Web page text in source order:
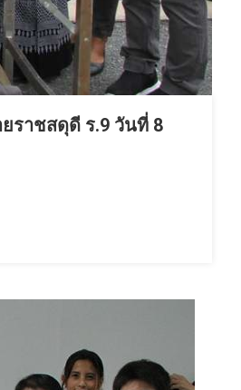
ราชสดุดี ร.9 วันที่ 8